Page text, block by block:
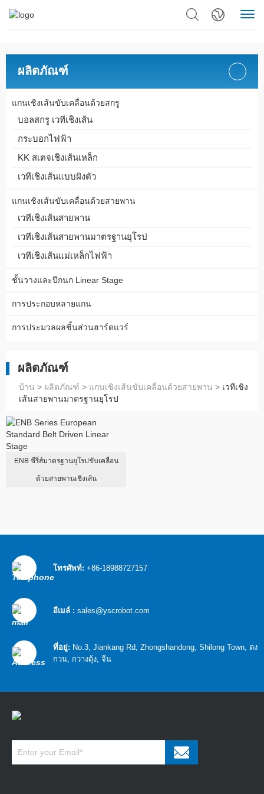
ผลิตภัณฑ์
แกนเชิงเส้นขับเคลื่อนด้วยสกรู
บอลสกรู เวทีเชิงเส้น
กระบอกไฟฟ้า
KK สเตจเชิงเส้นเหล็ก
เวทีเชิงเส้นแบบฝังตัว
แกนเชิงเส้นขับเคลื่อนด้วยสายพาน
เวทีเชิงเส้นสายพาน
เวทีเชิงเส้นสายพานมาตรฐานยุโรป
เวทีเชิงเส้นแม่เหล็กไฟฟ้า
ชั้นวางและปีกนก Linear Stage
การประกอบหลายแกน
การประมวลผลชิ้นส่วนฮาร์ดแวร์
ผลิตภัณฑ์
บ้าน > ผลิตภัณฑ์ > แกนเชิงเส้นขับเคลื่อนด้วยสายพาน > เวทีเชิง
เส้นสายพานมาตรฐานยุโรป
ENB ซีรี่ส์มาตรฐานยุโรปขับเคลื่อน
ด้วยสายพานเชิงเส้น
โทรศัพท์: +86-18988727157
อีเมล์ : sales@yscrobot.com
ที่อยู่: No.3, Jiankang Rd, Zhongshandong, Shilong Town, ตง
กวน, กวางตุ้ง, จีน